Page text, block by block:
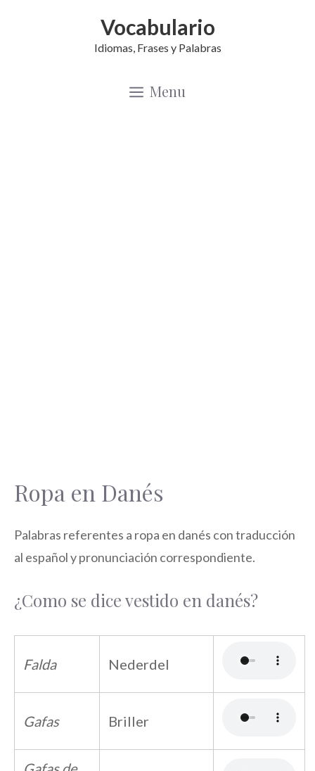
Vocabulario
Idiomas, Frases y Palabras
Menu
Ropa en Danés
Palabras referentes a ropa en danés con traducción
al español y pronunciación correspondiente.
¿Como se dice vestido en danés?
Falda Nederdel
Gafas Briller